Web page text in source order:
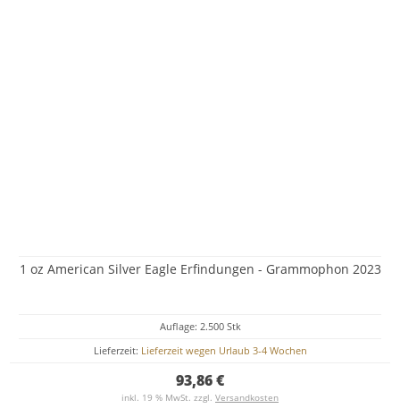
1 oz American Silver Eagle Erfindungen - Grammophon 2023
Auflage: 2.500 Stk
Lieferzeit: Lieferzeit wegen Urlaub 3-4 Wochen
93,86 €
inkl. 19 % MwSt. zzgl. Versandkosten